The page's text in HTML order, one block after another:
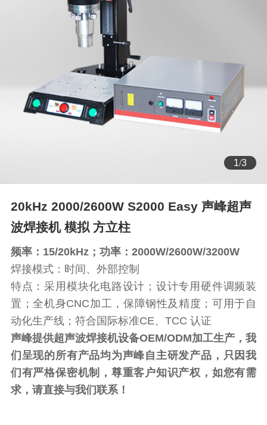
2/3
20kHz 2000/2600W S2000 Easy 声峰超声
波焊接机 模拟 方立柱
频率：15/20kHz；功率：2000W/2600W/3200W
焊接模式：时间、外部控制
特点：采用模块化电路设计；设计专用硬件调频装
置；全机身CNC加工，保障钢性及精度；可用于自
动化生产线；符合国际标准CE、TCC 认证
声峰提供超声波焊接机设备OEM/ODM加工生产，我
们呈现的所有产品均为声峰自主研发产品，只因我
们有严格保密机制，尊重客户知识产权，如您有需
求，请直接与我们联系！